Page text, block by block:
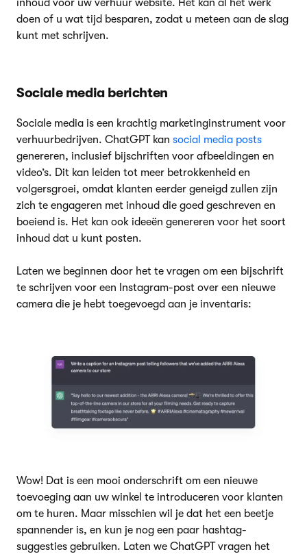
inhoud voor uw verhuur website. Het kan al het werk
doen of u wat tijd besparen, zodat u meteen aan de slag
kunt met schrijven.
Sociale media berichten
Sociale media is een krachtig marketinginstrument voor
verhuurbedrijven. ChatGPT kan social media posts
genereren, inclusief bijschriften voor afbeeldingen en
video’s. Dit kan leiden tot meer betrokkenheid en
volgersgroei, omdat klanten eerder geneigd zullen zijn
zich te engageren met inhoud die goed geschreven en
boeiend is. Het kan ook ideeën genereren voor het soort
inhoud dat u kunt posten.
Laten we beginnen door het te vragen om een bijschrift
te schrijven voor een Instagram-post over een nieuwe
camera die je hebt toegevoegd aan je inventaris:
Wow! Dat is een mooi onderschrift om een nieuwe
toevoeging aan uw winkel te introduceren voor klanten
om te huren. Maar misschien wil je dat het een beetje
spannender is, en kun je nog een paar hashtag-
suggesties gebruiken. Laten we ChatGPT vragen het